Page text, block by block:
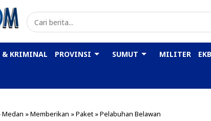
& KRIMINAL PROVINSI SUMUT MILITER
Medan »Memberikan »Paket »Pelabuhan Belawan